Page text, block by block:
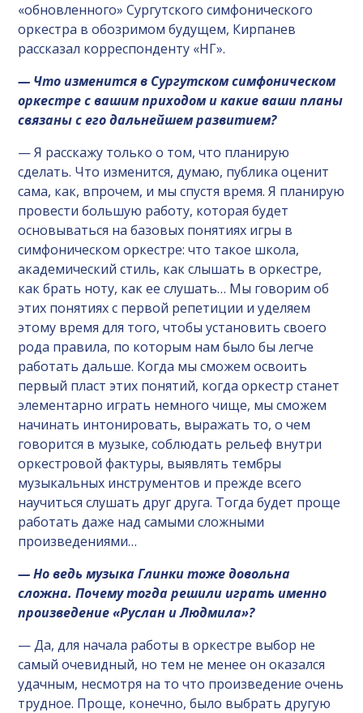
«обновленного» Сургутского симфонического
оркестра в обозримом будущем, Кирпанев
рассказал корреспонденту «НГ».
— Что изменится в Сургутском симфоническом
оркестре с вашим приходом и какие ваши планы
связаны с его дальнейшем развитием?
— Я расскажу только о том, что планирую
сделать. Что изменится, думаю, публика оценит
сама, как, впрочем, и мы спустя время. Я планирую
провести большую работу, которая будет
основываться на базовых понятиях игры в
симфоническом оркестре: что такое школа,
академический стиль, как слышать в оркестре,
как брать ноту, как ее слушать… Мы говорим об
этих понятиях с первой репетиции и уделяем
этому время для того, чтобы установить своего
рода правила, по которым нам было бы легче
работать дальше. Когда мы сможем освоить
первый пласт этих понятий, когда оркестр станет
элементарно играть немного чище, мы сможем
начинать интонировать, выражать то, о чем
говорится в музыке, соблюдать рельеф внутри
оркестровой фактуры, выявлять тембры
музыкальных инструментов и прежде всего
научиться слушать друг друга. Тогда будет проще
работать даже над самыми сложными
произведениями…
— Но ведь музыка Глинки тоже довольна
сложна. Почему тогда решили играть именно
произведение «Руслан и Людмила»?
— Да, для начала работы в оркестре выбор не
самый очевидный, но тем не менее он оказался
удачным, несмотря на то что произведение очень
трудное. Проще, конечно, было выбрать другую